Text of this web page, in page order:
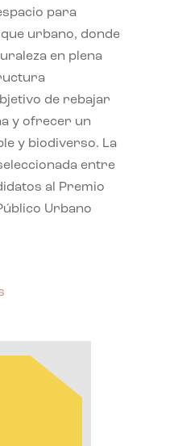
para
urbano, donde
en plena
de rebajar
y ofrecer un
y biodiverso. La
entre
al Premio
Urbano